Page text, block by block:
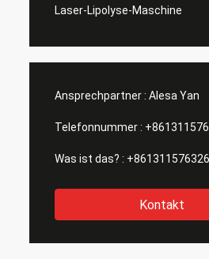
Laser-Lipolyse-Maschine
Ansprechpartner : Alesa Yan
Telefonnummer :
Was ist das? :
Kontakt